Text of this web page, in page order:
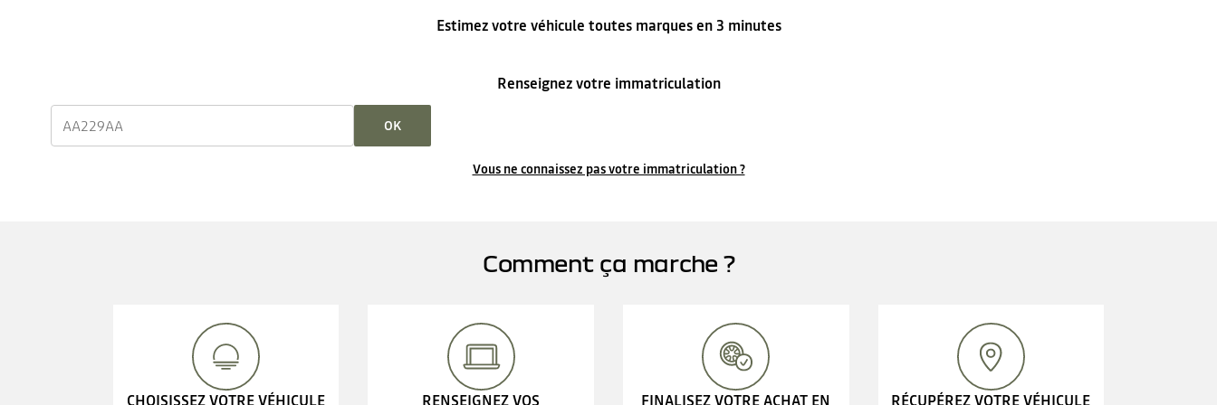
Estimez votre véhicule toutes marques en 3 minutes
Renseignez votre immatriculation
OK
Vous ne connaissez pas votre immatriculation ?
Comment ça marche ?
CHOISISSEZ VOTRE VÉHICULE RENSEIGNEZ VOS FINALISEZ VOTRE ACHAT EN RÉCUPÉREZ VOTRE VÉHICULE